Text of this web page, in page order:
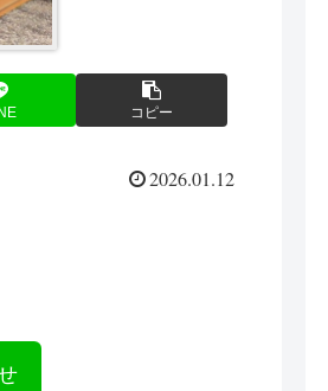
コピー
2026.01.12